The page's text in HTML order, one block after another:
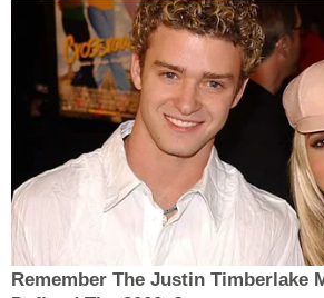
Remember The Justin Timberlake